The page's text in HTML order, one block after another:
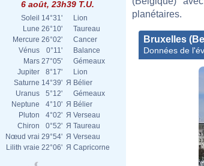
6 août, 23h39 T.U.
Soleil 14°31'
Lion
Lune 26°10'
Taureau
Mercure 26°02'
Cancer
Vénus
0°11'
Balance
Mars 27°05'
Gémeaux
Jupiter
8°17'
Lion
Saturne 14°39' Я Bélier
Uranus
5°12'
Gémeaux
Neptune
4°10' Я Bélier
Pluton
4°02' Я Verseau
Chiron
0°52' Я Taureau
Nœud vrai 29°54' Я Verseau
Lilith vraie 22°06' Я Capricorne
planétaires.
Bruxelles
Données de